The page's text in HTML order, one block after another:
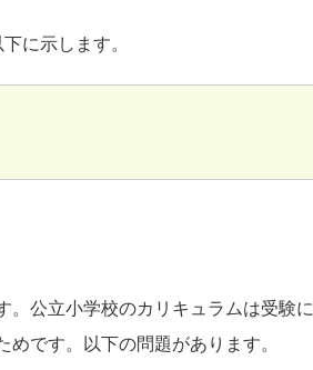
に示します。
。公立小学校のカリキュラムは受験に
です。以下の問題があります。